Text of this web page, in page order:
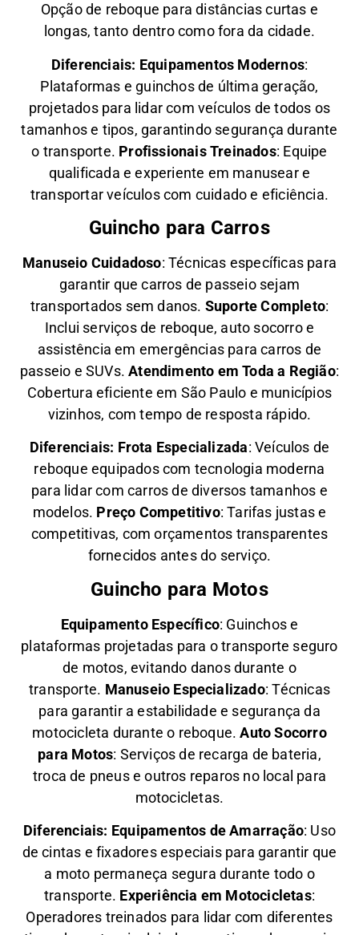
Opção de reboque para distâncias curtas e
longas, tanto dentro como fora da cidade.
Diferenciais: Equipamentos Modernos:
Plataformas e guinchos de última geração,
projetados para lidar com veículos de todos os
tamanhos e tipos, garantindo segurança durante
o transporte. Profissionais Treinados: Equipe
qualificada e experiente em manusear e
transportar veículos com cuidado e eficiência.
Guincho para Carros
Manuseio Cuidadoso: Técnicas específicas para
garantir que carros de passeio sejam
transportados sem danos. Suporte Completo:
Inclui serviços de reboque, auto socorro e
assistência em emergências para carros de
passeio e SUVs.Atendimento em Toda a Região:
Cobertura eficiente em São Paulo e municípios
vizinhos, com tempo de resposta rápido.
Diferenciais: Frota Especializada: Veículos de
reboque equipados com tecnologia moderna
para lidar com carros de diversos tamanhos e
modelos. Preço Competitivo: Tarifas justas e
competitivas, com orçamentos transparentes
fornecidos antes do serviço.
Guincho para Motos
Equipamento Específico: Guinchos e
plataformas projetadas para o transporte seguro
de motos, evitando danos durante o
transporte. Manuseio Especializado: Técnicas
para garantir a estabilidade e segurança da
motocicleta durante o reboque.Auto Socorro
para Motos: Serviços de recarga de bateria,
troca de pneus e outros reparos no local para
motocicletas.
Diferenciais: Equipamentos de Amarração: Uso
de cintas e fixadores especiais para garantir que
a moto permaneça segura durante todo o
transporte. Experiência em Motocicletas:
Operadores treinados para lidar com diferentes